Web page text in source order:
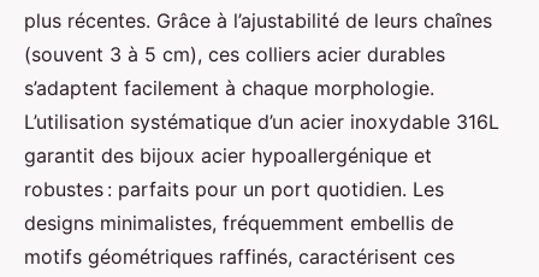
plus récentes. Grâce à l’ajustabilité de leurs chaînes
(souvent 3 à 5 cm), ces colliers acier durables
s’adaptent facilement à chaque morphologie.
L’utilisation systématique d’un acier inoxydable 316L
garantit des bijoux acier hypoallergénique et
robustes : parfaits pour un port quotidien. Les
designs minimalistes, fréquemment embellis de
motifs géométriques raffinés, caractérisent ces